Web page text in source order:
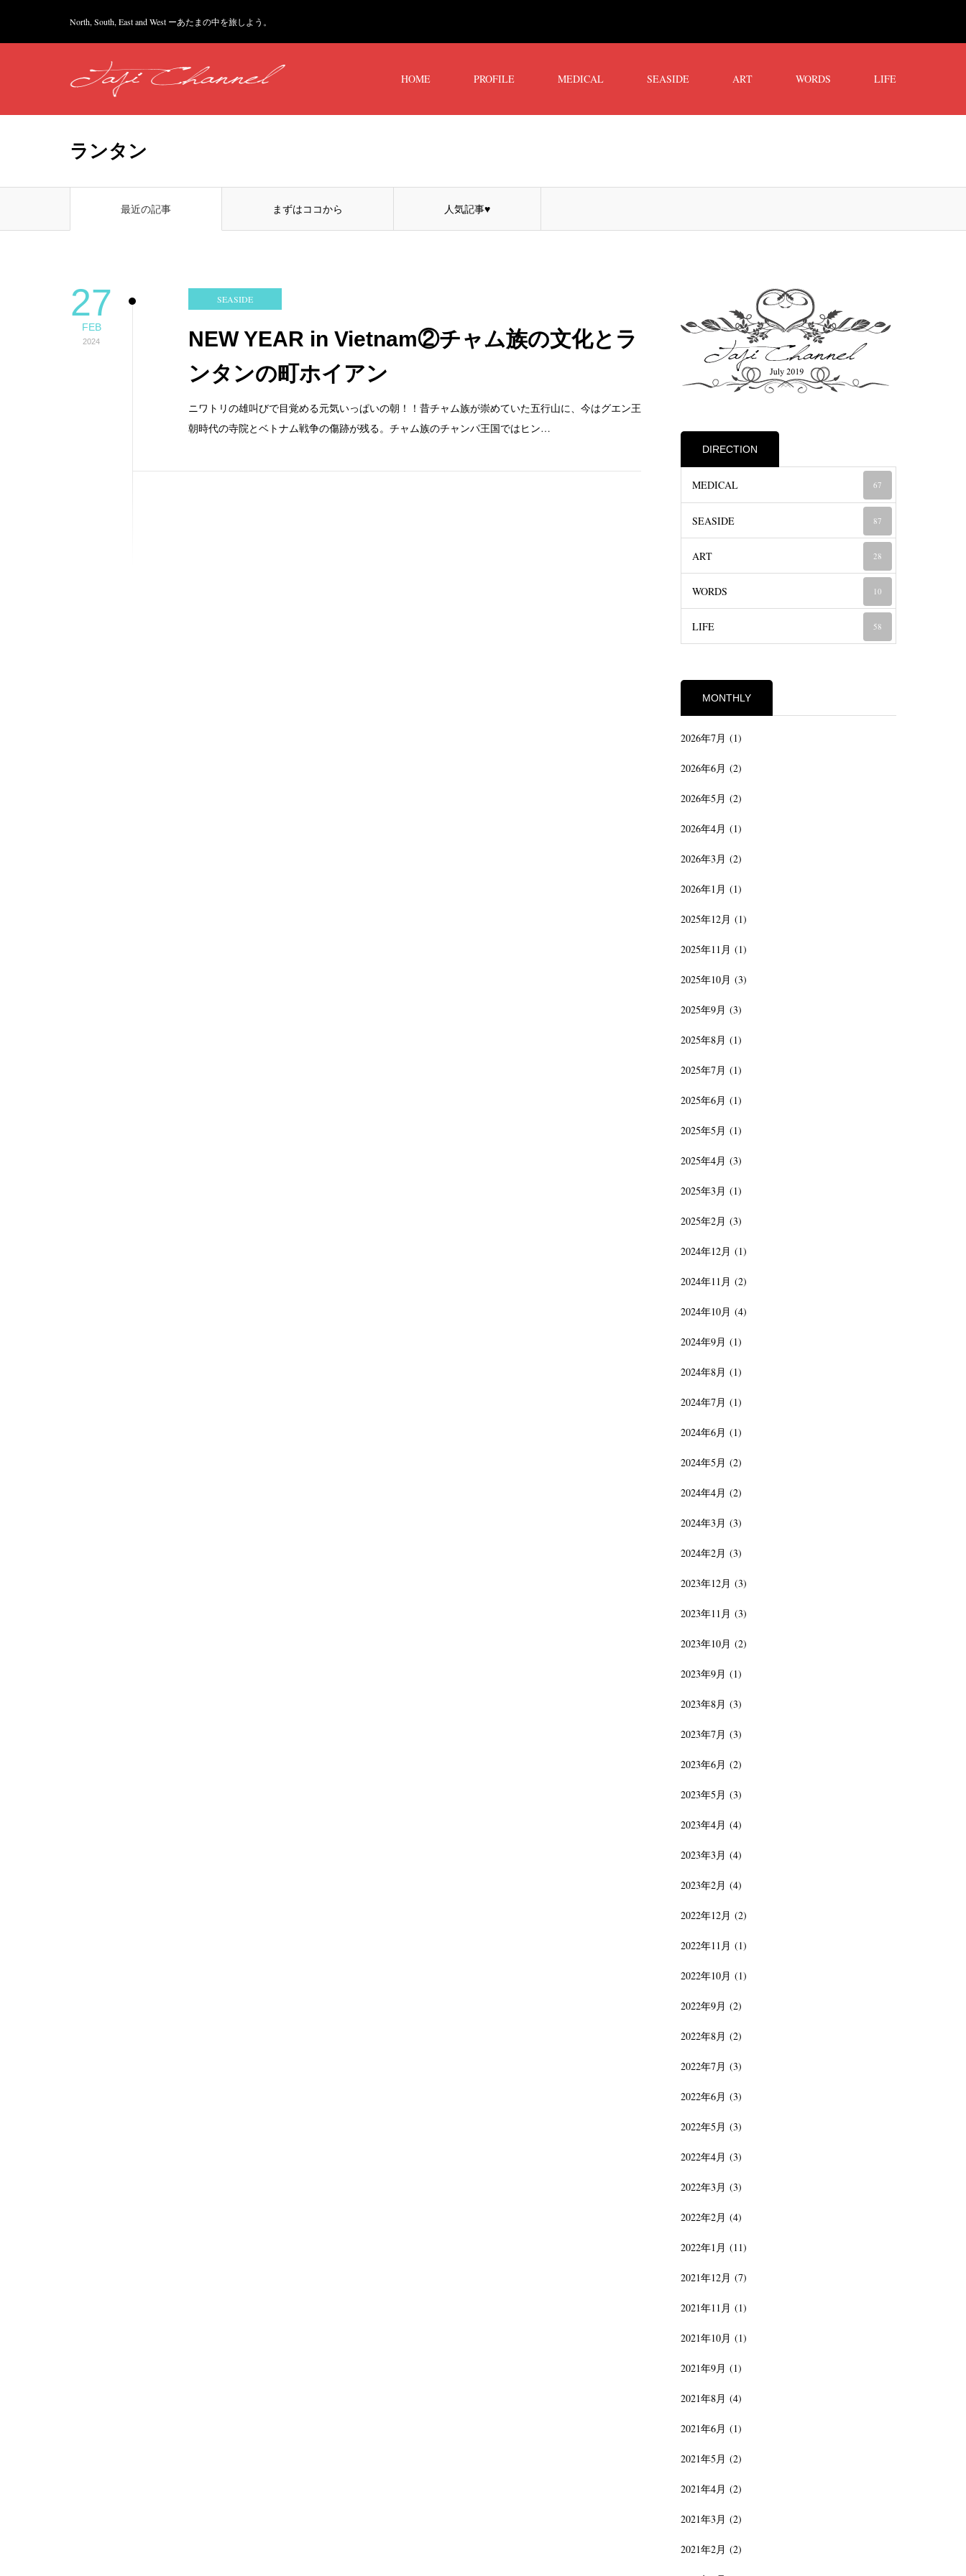
North, South, East and West ーあたまの中を旅しよう。
HOME PROFILE MEDICAL SEASIDE ART WORDS LIFE
ランタン
最近の記事 まずはココから 人気記事♥
27
FEB
2024
SEASIDE
NEW YEAR in Vietnam②チャム族の文化とラ
ンタンの町ホイアン
ニワトリの雄叫びで目覚める元気いっぱいの朝！！昔チャム族が崇めていた五行山に、今はグエン王
朝時代の寺院とベトナム戦争の傷跡が残る。チャム族のチャンパ王国ではヒン…
DIRECTION
MEDICAL 67
SEASIDE 87
ART 28
WORDS 10
LIFE 58
MONTHLY
2026年7月 (1)
2026年6月 (2)
2026年5月 (2)
2026年4月 (1)
2026年3月 (2)
2026年1月 (1)
2025年12月 (1)
2025年11月 (1)
2025年10月 (3)
2025年9月 (3)
2025年8月 (1)
2025年7月 (1)
2025年6月 (1)
2025年5月 (1)
2025年4月 (3)
2025年3月 (1)
2025年2月 (3)
2024年12月 (1)
2024年11月 (2)
2024年10月 (4)
2024年9月 (1)
2024年8月 (1)
2024年7月 (1)
2024年6月 (1)
2024年5月 (2)
2024年4月 (2)
2024年3月 (3)
2024年2月 (3)
2023年12月 (3)
2023年11月 (3)
2023年10月 (2)
2023年9月 (1)
2023年8月 (3)
2023年7月 (3)
2023年6月 (2)
2023年5月 (3)
2023年4月 (4)
2023年3月 (4)
2023年2月 (4)
2022年12月 (2)
2022年11月 (1)
2022年10月 (1)
2022年9月 (2)
2022年8月 (2)
2022年7月 (3)
2022年6月 (3)
2022年5月 (3)
2022年4月 (3)
2022年3月 (3)
2022年2月 (4)
2022年1月 (11)
2021年12月 (7)
2021年11月 (1)
2021年10月 (1)
2021年9月 (1)
2021年8月 (4)
2021年6月 (1)
2021年5月 (2)
2021年4月 (2)
2021年3月 (2)
2021年2月 (2)